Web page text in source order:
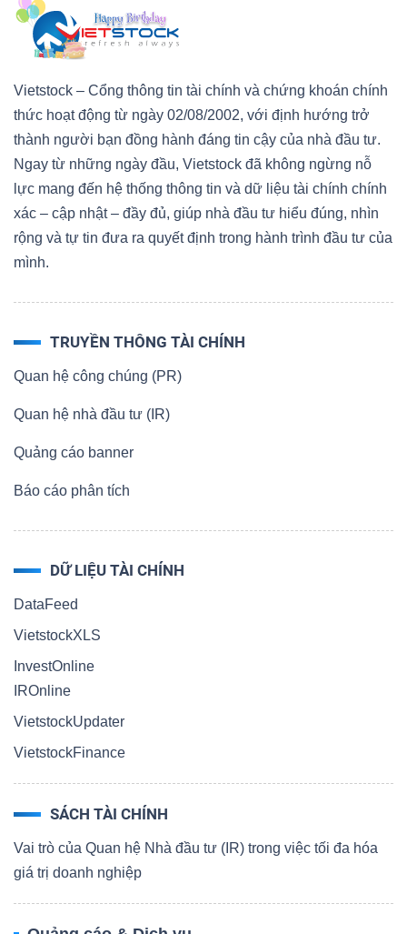
Vietstock – Cổng thông tin tài chính và chứng khoán chính
thức hoạt động từ ngày 02/08/2002, với định hướng trở
thành người bạn đồng hành đáng tin cậy của nhà đầu tư.
Ngay từ những ngày đầu, Vietstock đã không ngừng nỗ
lực mang đến hệ thống thông tin và dữ liệu tài chính chính
xác – cập nhật – đầy đủ, giúp nhà đầu tư hiểu đúng, nhìn
rộng và tự tin đưa ra quyết định trong hành trình đầu tư của
mình.
TRUYỀN THÔNG TÀI CHÍNH
Quan hệ công chúng (PR)
Quan hệ nhà đầu tư (IR)
Quảng cáo banner
Báo cáo phân tích
DỮ LIỆU TÀI CHÍNH
DataFeed
VietstockXLS
InvestOnline
IROnline
VietstockUpdater
VietstockFinance
SÁCH TÀI CHÍNH
Vai trò của Quan hệ Nhà đầu tư (IR) trong việc tối đa hóa
giá trị doanh nghiệp